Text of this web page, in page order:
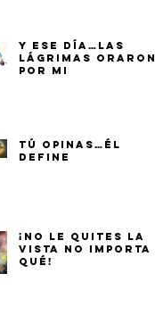
Y ESE DÍA…LAS
LÁGRIMAS ORARON
POR MI
TÚ OPINAS…ÉL
DEFINE
¡NO LE QUITES LA
VISTA NO IMPORTA
QUÉ!